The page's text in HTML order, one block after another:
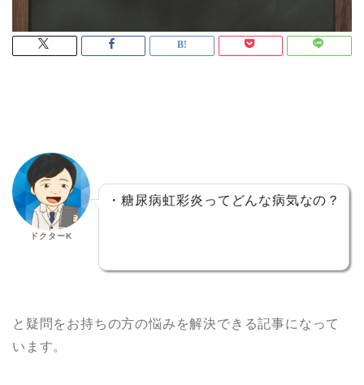
ドクターK
・糖尿病虹彩炎 ってどんな病気なの？
と疑問をお持ちの方の悩みを解決できる記事になって
います。